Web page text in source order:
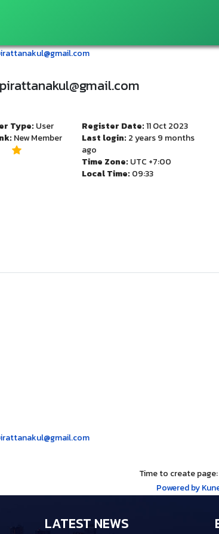
Type: User
New Member
Register Date:11 Oct 2023
Last login: 2 years 9 months
ago
Time Zone: UTC +7:00
Local Time: 09:33
Time to create
Powered by
LATEST NEWS